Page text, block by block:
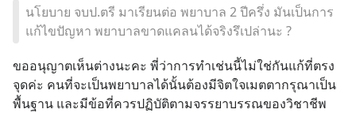
นโยบาย จบป.ตรี มาเรียนต่อ พยาบาล 2 ปีครึ่ง มันเป็นการ
แก้ไขปัญหา พยาบาลขาดแคลนได้จริงรึเปล่านะ ?
ขออนุญาตเห็นต่างนะคะ พี่ว่าการทำเช่นนี้ไม่ใช่กันแก้ที่ตรง
จุดค่ะ คนที่จะเป็นพยาบาลได้นั้นต้องมีจิตใจเมตตากรุณาเป็น
พื้นฐาน และมีข้อที่ควรปฏิบัติตามจรรยาบรรณของวิชาชีพ